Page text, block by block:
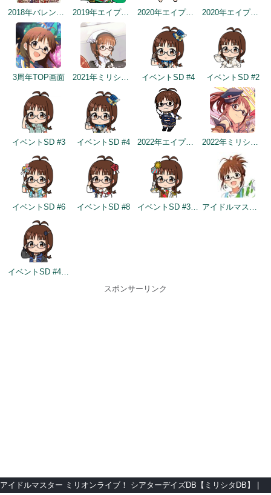
2018年バレンタインデー公式ツイート 2019年エイプリルミニゲーム 2020年エイプリルフールネタ 2020年エイプリルフールネタ
3周年TOP画面 2021年ミリシタ4周年カウントダウン（3日前） イベントSD #4 イベントSD #2
イベントSD #3 イベントSD #4 2022年エイプリルフールネタ 2022年ミリシタ5周年カウントダウン（2日前）
イベントSD #6 イベントSD #8 イベントSD #325 アイドルマスター×成田ゆめ牧場 みんなとすごす成田ゆめ牧場 ～穴掘りの頂点を目指しますぅ！～
イベントSD #436
スポンサーリンク
アイドルマスター ミリオンライブ！ シアターデイズDB【ミリシタDB】